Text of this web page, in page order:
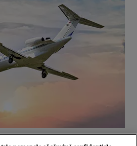
mai folosite